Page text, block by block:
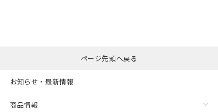
ページ先頭へ戻る
お知らせ・最新情報
商品情報